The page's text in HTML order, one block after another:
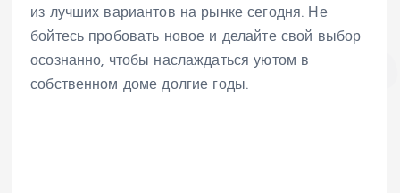
из лучших вариантов на рынке сегодня. Не
бойтесь пробовать новое и делайте свой выбор
осознанно, чтобы наслаждаться уютом в
собственном доме долгие годы.